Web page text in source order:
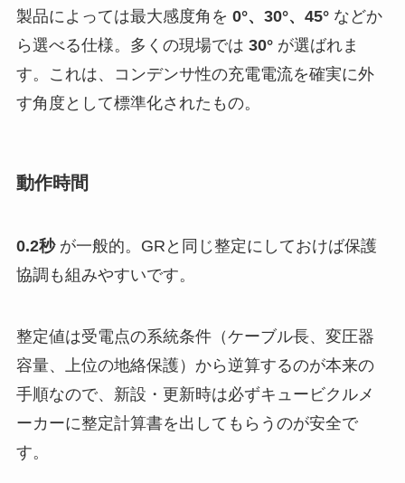
製品によっては最大感度角を 0°、30°、45°などか
ら選べる仕様。多くの現場では 30°が選ばれま
す。これは、コンデンサ性の充電電流を確実に外
す角度として標準化されたもの。
動作時間
0.2秒が一般的。GRと同じ整定にしておけば保護
協調も組みやすいです。
整定値は受電点の系統条件（ケーブル長、変圧器
容量、上位の地絡保護）から逆算するのが本来の
手順なので、新設・更新時は必ずキュービクルメ
ーカーに整定計算書を出してもらうのが安全で
す。